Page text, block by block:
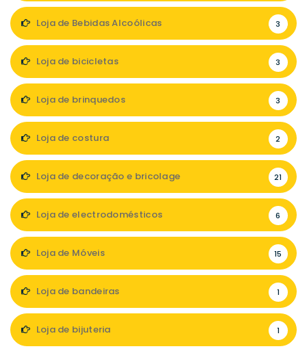
Loja de Bebidas Alcoólicas 3
Loja de bicicletas 3
Loja de brinquedos 3
Loja de costura 2
Loja de decoração e bricolage 21
Loja de electrodomésticos 6
Loja de Móveis 15
Loja de bandeiras 1
Loja de bijuteria 1